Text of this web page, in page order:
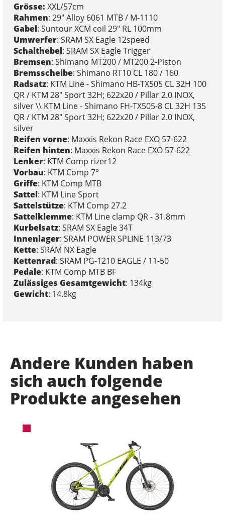
Grösse: XXL/57cm
Rahmen: 29" Alloy 6061 MTB / M-1110
Gabel: Suntour XCM coil 29" RL 100mm
Umwerfer: SRAM SX Eagle 12speed
Schalthebel: SRAM SX Eagle Trigger
Bremsen: Shimano MT200 / MT200 2-Piston
Bremsscheibe: Shimano RT10 CL 180 / 160
Radsatz: KTM Line - Shimano HB-TX505 CL 32H 100
QR / KTM 28" Sport 32H; 622x20 / Pillar 2.0 INOX,
silver \\ KTM Line - Shimano FH-TX505-8 CL 32H 135
QR / KTM 28" Sport 32H; 622x20 / Pillar 2.0 INOX,
silver
Reifen vorne: Maxxis Rekon Race EXO 57-622
Reifen hinten: Maxxis Rekon Race EXO 57-622
Lenker: KTM Comp rizer12
Vorbau: KTM Comp 7°
Griffe: KTM Comp MTB
Sattel: KTM Line Sport
Sattelstütze: KTM Comp 27.2
Sattelklemme: KTM Line clamp QR - 31.8mm
Kurbelsatz: SRAM SX Eagle 34T
Innenlager: SRAM POWER SPLINE 113/73
Kette: SRAM NX Eagle
Kettenrad: SRAM PG-1210 EAGLE / 11-50
Pedale: KTM Comp MTB BF
Zulässiges Gesamtgewicht: 134kg
Gewicht: 14.8kg
Andere Kunden haben
sich auch folgende
Produkte angesehen